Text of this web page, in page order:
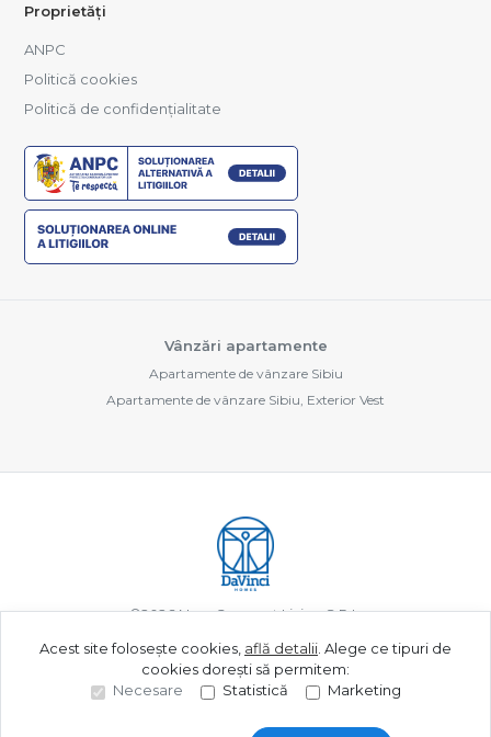
Proprietăți
ANPC
Politică cookies
Politică de confidențialitate
Vânzări apartamente
Apartamente de vânzare Sibiu
Apartamente de vânzare Sibiu, Exterior Vest
©2026New Concept Living S.R.L.
Site creat în
Acest site folosește cookies, află detalii Alege ce tipuri de
cookies dorești să permitem:
Necesare
Statistică Marketing